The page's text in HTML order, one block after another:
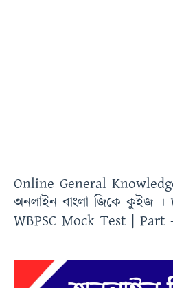
Online General
অনলাইন বাংলা জিকে কুইজ ।
WBPSC Mock Test | Part